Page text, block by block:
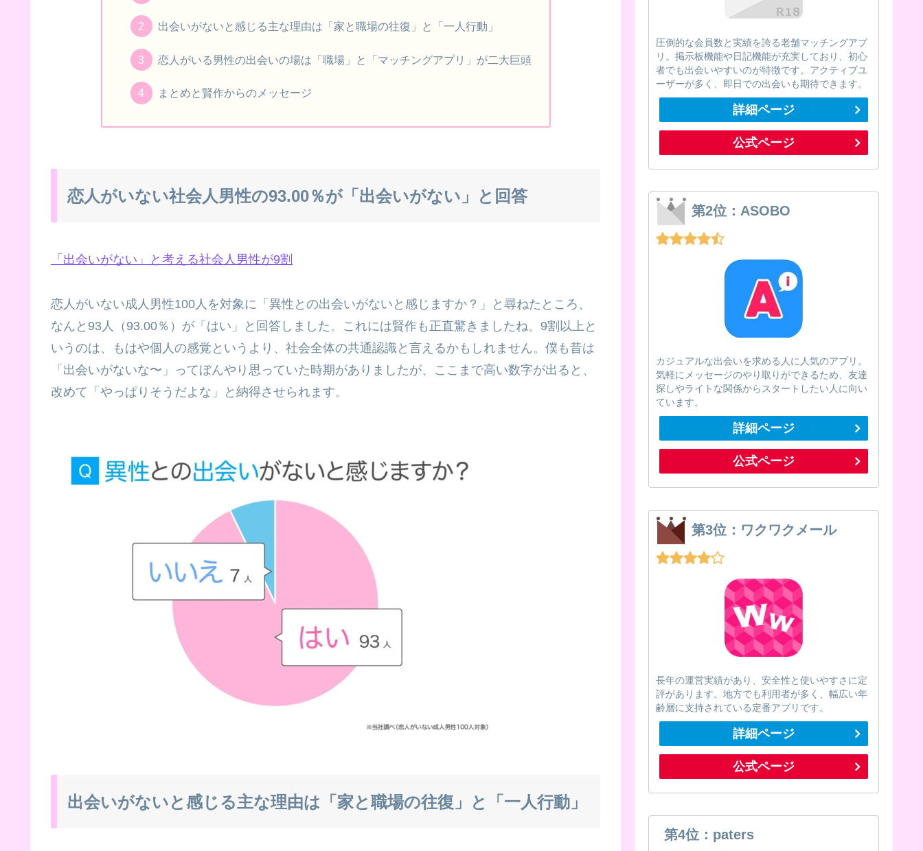
出会いがないと感じる主な理由は「家と職場の往復」と「一人行動」
恋人がいる男性の出会いの場は「職場」と「マッチングアプリ」が二大巨頭
まとめと賢作からのメッセージ
恋人がいない社会人男性の93.00％が「出会いがない」と回答
「出会いがない」と考える社会人男性が9割
恋人がいない成人男性100人を対象に「異性との出会いがないと感じますか？」と尋ねたところ、
なんと93人（93.00％）が「はい」と回答しました。これには賢作も正直驚きましたね。9割以上と
いうのは、もはや個人の感覚というより、社会全体の共通認識と言えるかもしれません。僕も昔は
「出会いがないな〜」ってぼんやり思っていた時期がありましたが、ここまで高い数字が出ると、
改めて「やっぱりそうだよな」と納得させられます。
出会いがないと感じる主な理由は「家と職場の往復」と「一人行動」
圧倒的な会員数と実績を誇る老舗マッチングアプ
リ。掲示板機能や日記機能が充実しており、初心
者でも出会いやすいのが特徴です。アクティブユ
ーザーが多く、即日での出会いも期待できます。
詳細ページ
公式ページ
第2位：ASOBO
カジュアルな出会いを求める人に人気のアプリ。
気軽にメッセージのやり取りができるため、友達
探しやライトな関係からスタートしたい人に向い
ています。
詳細ページ
公式ページ
第3位：ワクワクメール
長年の運営実績があり、安全性と使いやすさに定
評があります。地方でも利用者が多く、幅広い年
齢層に支持されている定番アプリです。
詳細ページ
公式ページ
第4位：paters